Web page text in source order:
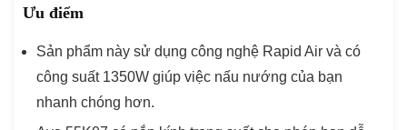
Ưu điểm
Sản phẩm này sử dụng công nghệ Rapid Air và có
công suất 1350W giúp việc nấu nướng của bạn
nhanh chóng hơn.